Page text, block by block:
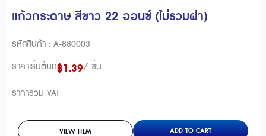
แก้วกระดาษ สีขาว 22 ออนซ์ (ไม่รวมฝา)
รหัสสินค้า : A-880003
ราคาเริ่มต้นที่฿1.39/ ชิ้น
ราคารวม VAT
VIEW ITEM ADD TO CART